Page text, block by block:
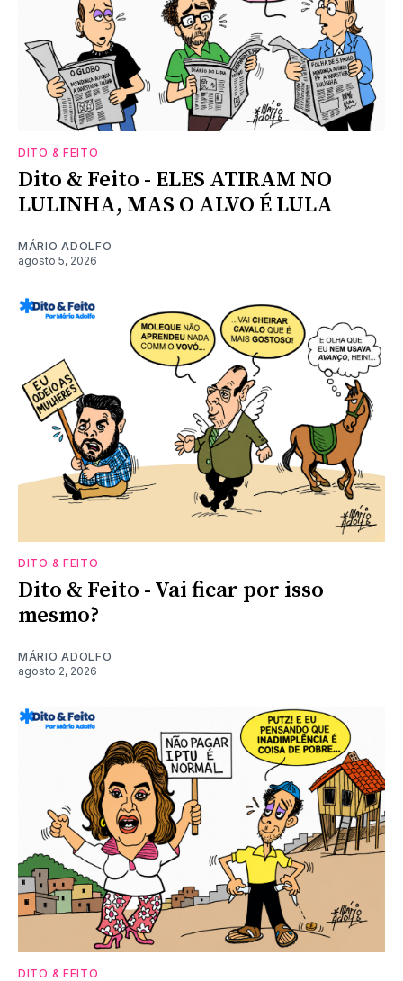
DITO & FEITO
Dito & Feito - ELES ATIRAM NO
LULINHA, MAS O ALVO É LULA
MÁRIO ADOLFO
agosto 5, 2026
DITO & FEITO
Dito & Feito - Vai ficar por isso
mesmo?
MÁRIO ADOLFO
agosto 2, 2026
DITO & FEITO